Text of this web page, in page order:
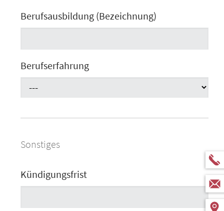
Berufsausbildung (Bezeichnung)
Berufserfahrung
Sonstiges
Kündigungsfrist